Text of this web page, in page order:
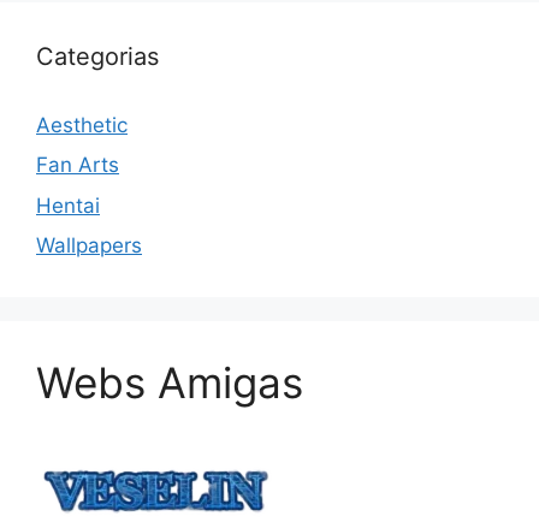
Categorias
Aesthetic
Fan Arts
Hentai
Wallpapers
Webs Amigas